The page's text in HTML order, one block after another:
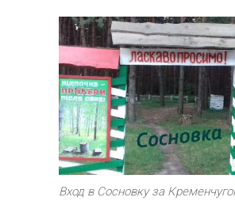
Вход в Сосновку за